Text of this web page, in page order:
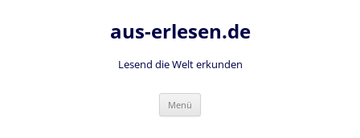
aus-erlesen.de
Lesend die Welt erkunden
Menü